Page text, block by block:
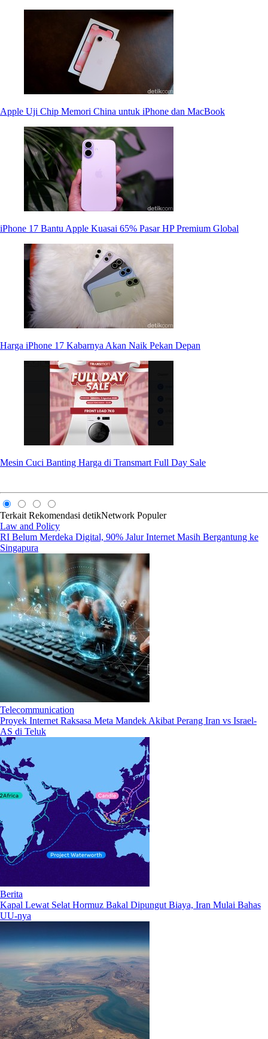
Apple Uji Chip Memori China untuk iPhone dan MacBook
iPhone 17 Bantu Apple Kuasai 65% Pasar HP Premium Global
Harga iPhone 17 Kabarnya Akan Naik Pekan Depan
Mesin Cuci Banting Harga di Transmart Full Day Sale
Terkait Rekomendasi detikNetwork Populer
Law and Policy
RI Belum Merdeka Digital, 90% Jalur Internet Masih Bergantung ke
Singapura
Telecommunication
Proyek Internet Raksasa Meta Mandek Akibat Perang Iran vs Israel-
AS di Teluk
Berita
Kapal Lewat Selat Hormuz Bakal Dipungut Biaya, Iran Mulai Bahas
UU-nya